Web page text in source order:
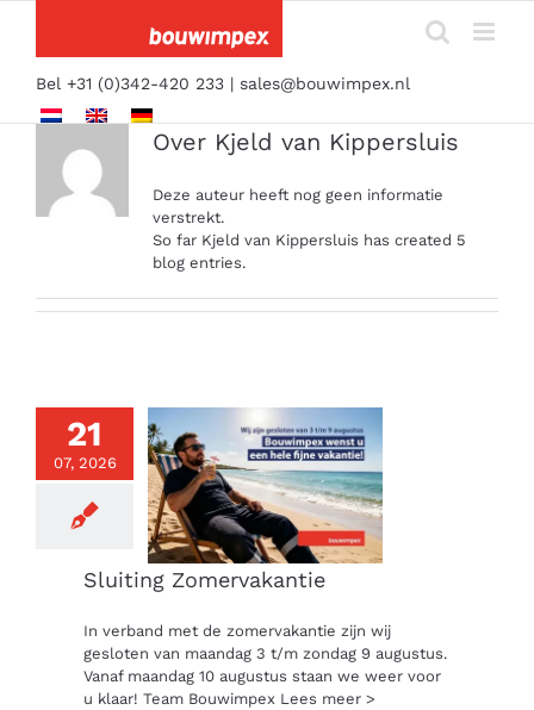
inhoud
Bel +31 (0)342-420 233 | sales@bouwimpex.nl
Over Kjeld van Kippersluis
Deze auteur heeft nog geen informatie
verstrekt.
So far Kjeld van Kippersluis has created 5
blog entries.
21
07, 2026
Sluiting Zomervakantie
In verband met de zomervakantie zijn wij
gesloten van maandag 3 t/m zondag 9 augustus.
Vanaf maandag 10 augustus staan we weer voor
u klaar! Team Bouwimpex Lees meer >